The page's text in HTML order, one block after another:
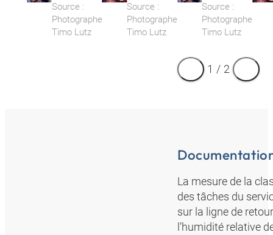
Source :
Photographe
Timo Lutz
Source :
Photographe
Timo Lutz
Source :
Photographe
Timo Lutz
1 / 2
La mesure de la
des tâches du
sur la ligne de
l’humidité relative